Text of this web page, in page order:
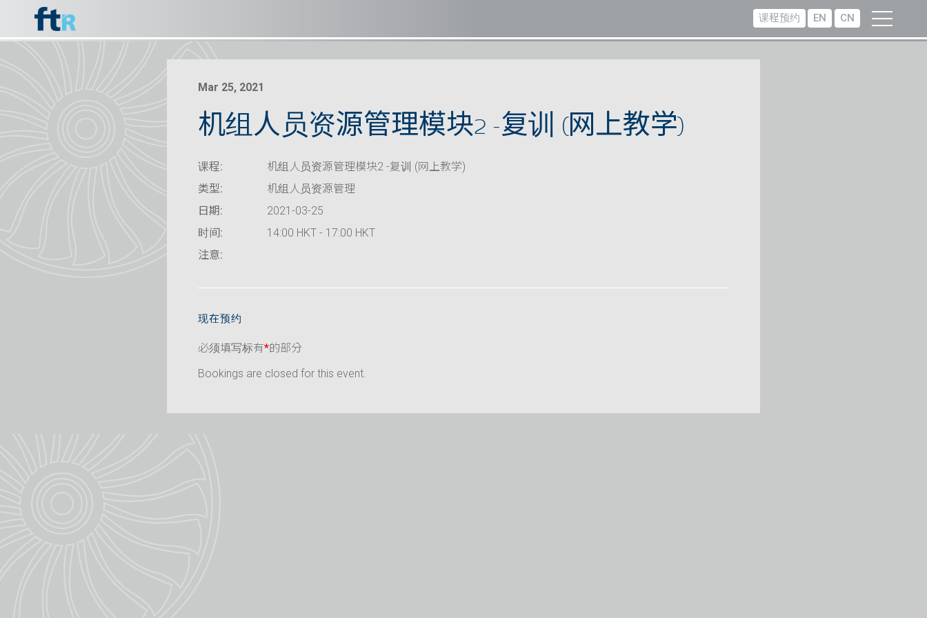
课程预约 EN CN
Mar 25, 2021
机组人员资源管理模块2 -复训 (网上教学)
课程:
机组人员资源管理模块2 -复训 (网上教学)
类型:
机组人员资源管理
日期:
2021-03-25
时间:
14:00 HKT - 17:00 HKT
注意:
现在预约
必须填写标有*的部分
Bookings are closed for this event.